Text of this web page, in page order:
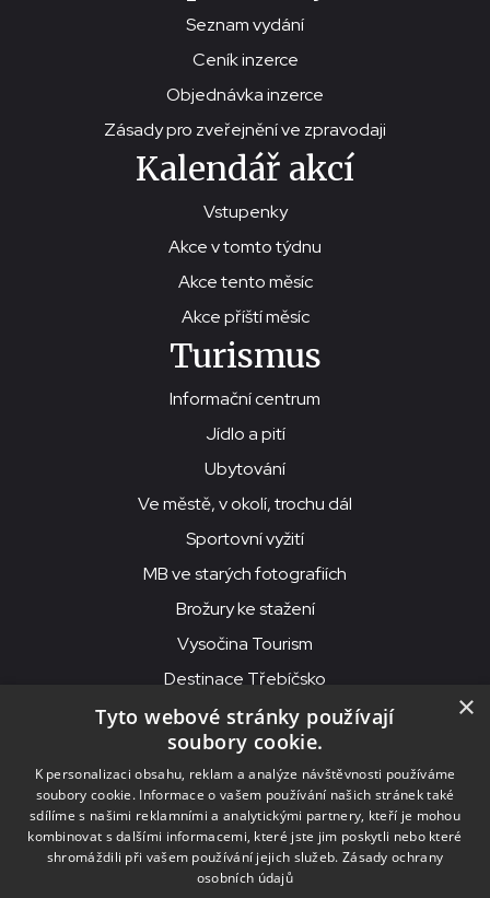
Seznam vydání
Ceník inzerce
Objednávka inzerce
Zásady pro zveřejnění ve zpravodaji
Kalendář akcí
Vstupenky
Akce v tomto týdnu
Akce tento měsíc
Akce příští měsíc
Turismus
Informační centrum
Jídlo a pití
Ubytování
Ve městě, v okolí, trochu dál
Sportovní vyžití
MB ve starých fotografiích
Brožury ke stažení
Vysočina Tourism
Destinace Třebíčsko
© 2026MKS Beseda Mor. Budějovice
MKS Beseda, příspěvková organizace, Purcnerova 62, 676 02
Moravské Budějovice
IČO: 00091758, DIČ: CZ00091758, ID datové schránky: chjn2kd
×
Tyto webové stránky používají
soubory cookie.
K personalizaci obsahu, reklam a analýze návštěvnosti používáme
soubory cookie. Informace o vašem používání našich stránek také
sdílíme s našimi reklamními a analytickými partnery, kteří je mohou
kombinovat s dalšími informacemi, které jste jim poskytli nebo které
shromáždili při vašem používání jejich služeb. Zásady ochrany
osobních údajů